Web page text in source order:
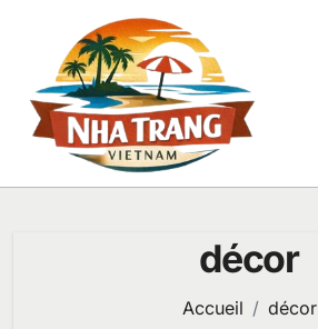
contenu
décor
Accueil décor